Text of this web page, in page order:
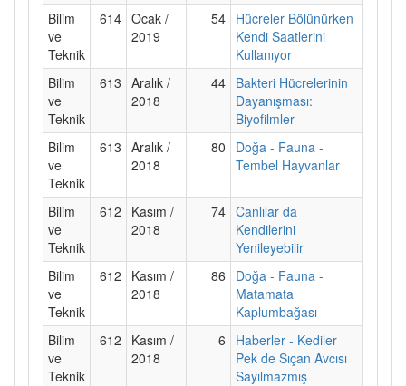
Bilim
ve
Teknik
614 Ocak /
2019
54 Hücreler Bölünürken
Kendi Saatlerini
Kullanıyor
Bilim
ve
Teknik
613 Aralık /
2018
44 Bakteri Hücrelerinin
Dayanışması:
Biyofilmler
Bilim
ve
Teknik
613 Aralık /
2018
80
Doğa - Fauna -
Tembel Hayvanlar
Bilim
ve
Teknik
612
Kasım /
2018
74 Canlılar da
Kendilerini
Yenileyebilir
Bilim
ve
Teknik
612
Kasım /
2018
86
Doğa - Fauna -
Matamata
Kaplumbağası
Bilim
ve
Teknik
612
Kasım /
2018
6
Haberler - Kediler
Pek de Sıçan Avcısı
Sayılmazmış